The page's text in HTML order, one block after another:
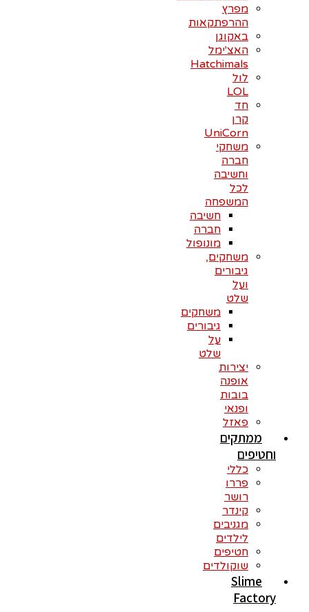
מפרץ
ההרפתקאות
באקוגן
האצ'ימל
Hatchimals
לול
LOL
חד
קרן
UniCorn
משחקי
חברה
וחשיבה
לכל
המשפחה
חשיבה
חברה
מונופול
משחקים,
גיבורים
ועל
שלט
משחקים
גיבורים
על
שלט
יצירות
אופנה
בובות
ופנאי
פאזל
ממתקים
וחטיפים
כללי
פררו
רושר
קינדר
מגניבים
לילדים
חטיפים
שוקולדים
Slime
Factory